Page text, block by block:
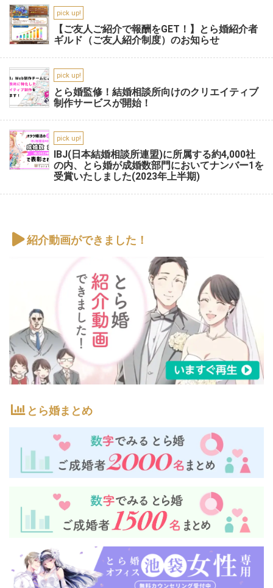
pick up!
【ご友人ご紹介で報酬をGET！】とら婚紹介者
ギルド（ご友人紹介制度）のお知らせ
pick up!
とら婚監修！結婚相談所向けのクリエイティブ
制作サービスが開始！
pick up!
IBJ(日本結婚相談所連盟)に所属する約4,000社
の内、とら婚が成婚数部門においてナンバー1を
受賞いたしました(2023年上半期)
紹介動画ができました！
とら婚まとめ